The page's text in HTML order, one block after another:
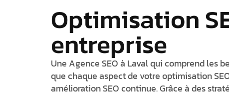
Optimisation
entreprise
Une Agence SEO à Laval qui comprend les
que chaque aspect de votre optimisation
amélioration SEO continue. Grâce à des